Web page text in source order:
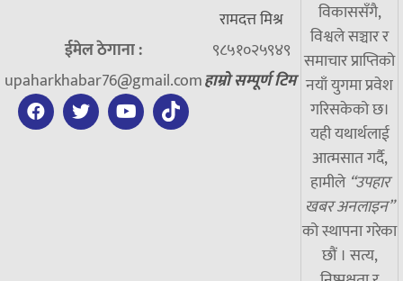
ईमेल ठेगाना :
upaharkhabar76@gmail.com
रामदत्त मिश्र
९८५१०२५९४९
हाम्रो सम्पूर्ण टिम
विकाससँगै,
विश्वले सञ्चार र
समाचार प्राप्तिको
नयाँ युगमा प्रवेश
गरिसकेको छ।
यही यथार्थलाई
आत्मसात गर्दै,
हामीले “उपहार
खबर अनलाइन”
को स्थापना गरेका
छौं । सत्य,